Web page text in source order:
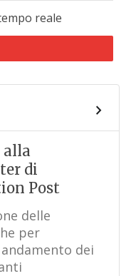
reale
di
Post
delle
per
dei